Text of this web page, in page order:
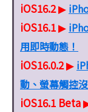
iOS16.2▶
iOS16.1▶
用即時動態！
iOS16.0.2▶
動、螢幕觸控
iOS16.1 Beta